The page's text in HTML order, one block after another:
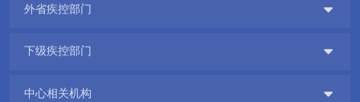
在线互动
外省疾控部门 
下级疾控部门 
中心相关机构 